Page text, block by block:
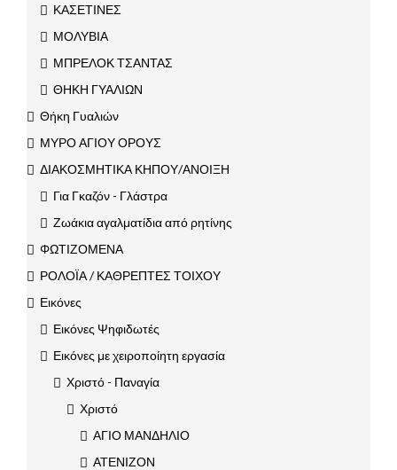
ΚΑΣΕΤΙΝΕΣ
ΜΟΛΥΒΙΑ
ΜΠΡΕΛΟΚ ΤΣΑΝΤΑΣ
ΘΗΚΗ ΓΥΑΛΙΩΝ
Θήκη Γυαλιών
ΜΥΡΟ ΑΓΙΟΥ ΟΡΟΥΣ
ΔΙΑΚΟΣΜΗΤΙΚΑ ΚΗΠΟΥ/ΑΝΟΙΞΗ
Για Γκαζόν - Γλάστρα
Ζωάκια αγαλματίδια από ρητίνης
ΦΩΤΙΖΟΜΕΝΑ
ΡΟΛΟΪΑ / ΚΑΘΡΕΠΤΕΣ ΤΟΙΧΟΥ
Εικόνες
Εικόνες Ψηφιδωτές
Εικόνες με χειροποίητη εργασία
Χριστό - Παναγία
Χριστό
ΑΓΙΟ ΜΑΝΔΗΛΙΟ
ΑΤΕΝΙΖΟΝ